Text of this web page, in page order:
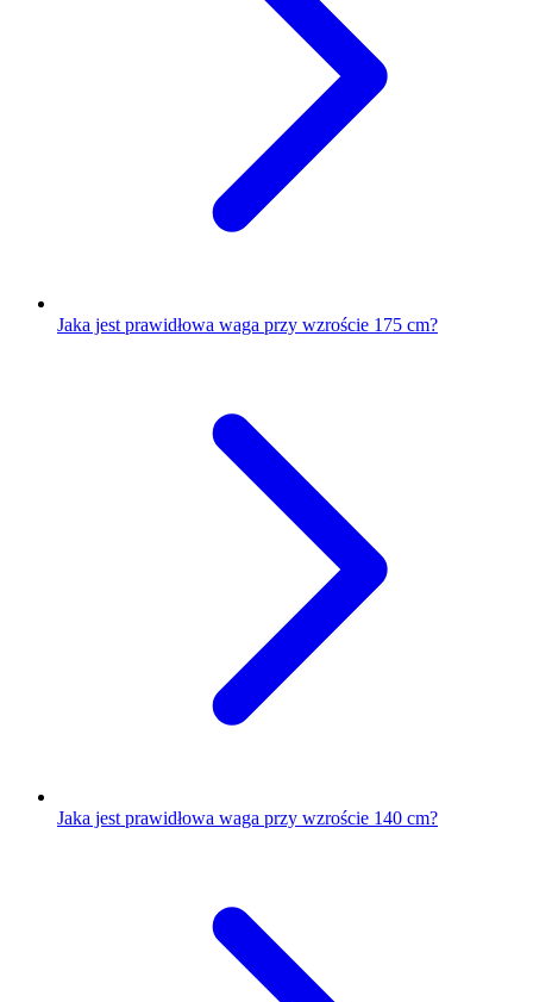
Jaka jest prawidłowa waga przy wzroście 175 cm?
Jaka jest prawidłowa waga przy wzroście 140 cm?